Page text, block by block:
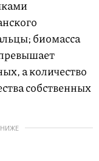
биомасса
а количество
собственных